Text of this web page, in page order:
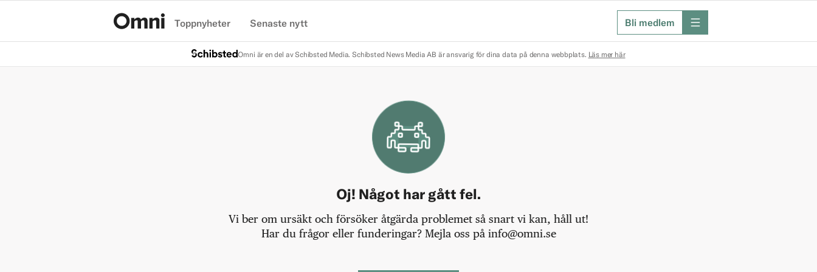
Toppnyheter Senaste nytt Bli medlem meny
Omni är en del av Schibsted Media. Schibsted News Media AB är ansvarig för dina data på denna webbplats. Läs mer här
Oj! Något har gått fel.
Vi ber om ursäkt och försöker åtgärda problemet så snart vi kan, håll ut!
Har du frågor eller funderingar? Mejla oss på info@omni.se